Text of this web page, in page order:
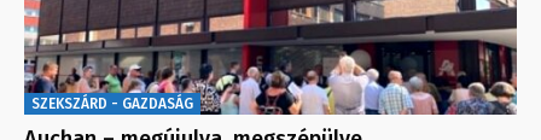
SZEKSZÁRD - GAZDASÁG